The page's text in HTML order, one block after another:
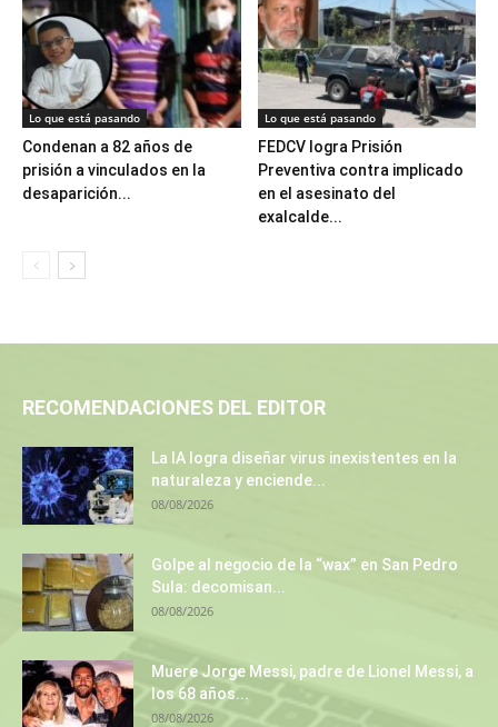
Lo que está pasando
Condenan a 82 años de
prisión a vinculados en la
desaparición...
Lo que está pasando
FEDCV logra Prisión
Preventiva contra implicado
en el asesinato del
exalcalde...
RECOMENDACIONES DEL EDITOR
La IA logra diseñar virus inexistentes en la
naturaleza y enciende...
08/08/2026
Golpe al negocio de la “wax” en San Pedro
Sula: decomisan...
08/08/2026
Muere Jorge Messi, padre de Lionel Messi, a
los 68 años...
08/08/2026